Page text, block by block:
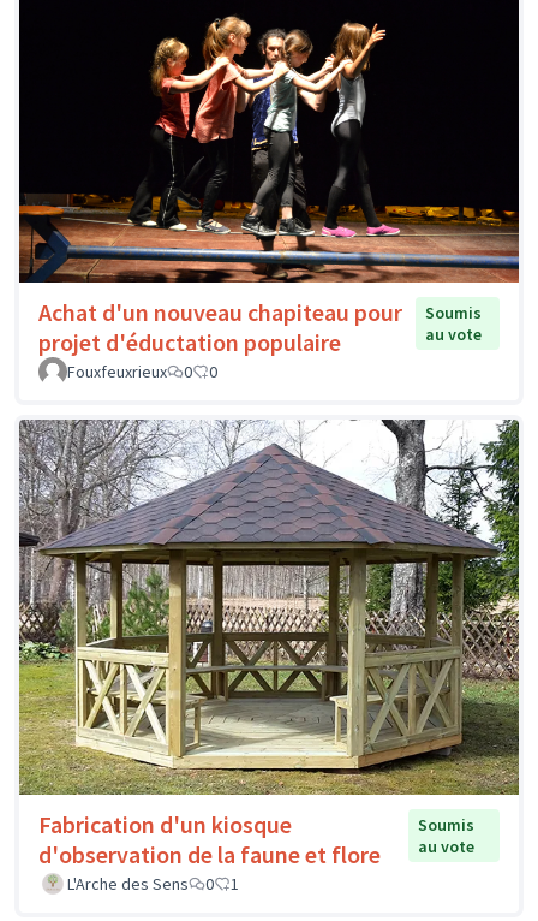
Achat d'un nouveau chapiteau pour
projet d'éductation populaire
Soumis
au vote
Fouxfeuxrieux
0 0
Fabrication d'un kiosque
d'observation de la faune et flore
Soumis
au vote
L'Arche des Sens
0 1